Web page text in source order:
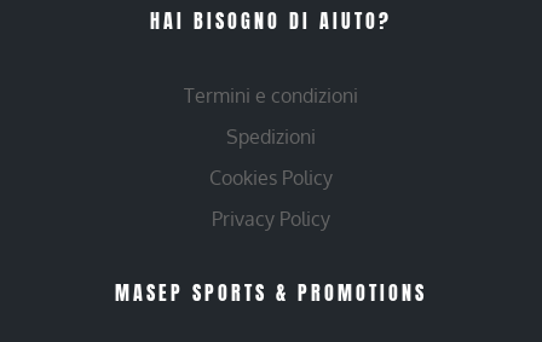
HAI BISOGNO DI AIUTO?
Termini e condizioni
Spedizioni
Cookies Policy
Privacy Policy
MASEP SPORTS & PROMOTIONS